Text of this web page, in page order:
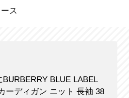
ス
BURBERRY BLUE LABEL
ーディガン ニット 長袖 38